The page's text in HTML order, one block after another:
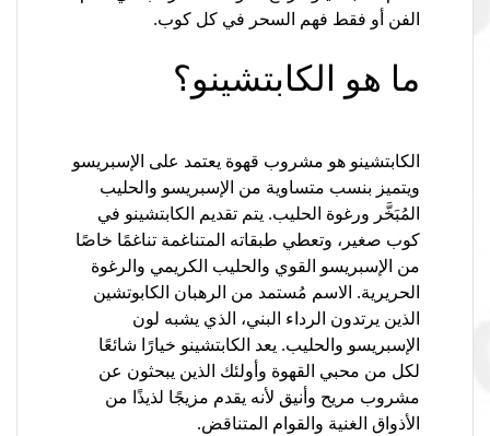
الفن أو فقط فهم السحر في كل كوب.
ما هو الكابتشينو؟
الكابتشينو هو مشروب قهوة يعتمد على الإسبريسو
ويتميز بنسب متساوية من الإسبريسو والحليب
المُبَخَّر ورغوة الحليب. يتم تقديم الكابتشينو في
كوب صغير، وتعطي طبقاته المتناغمة تناغمًا خاصًا
من الإسبريسو القوي والحليب الكريمي والرغوة
الحريرية. الاسم مُستمد من الرهبان الكابوتشين
الذين يرتدون الرداء البني، الذي يشبه لون
الإسبريسو والحليب. يعد الكابتشينو خيارًا شائعًا
لكل من محبي القهوة وأولئك الذين يبحثون عن
مشروب مريح وأنيق لأنه يقدم مزيجًا لذيذًا من
الأذواق الغنية والقوام المتناقض.